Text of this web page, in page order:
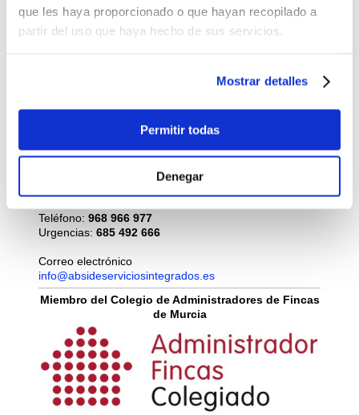
que les haya proporcionado o que hayan recopilado a
partir del uso que haya hecho de sus servicios.
Mostrar detalles
Permitir todas
Denegar
Teléfono:968 966 977
Urgencias: 685 492 666
Horario comercial: de lunes a jueves
Horario especial desde el 15 de mayo hasta el 15 de
de9:00h. a 14:00h.
ABSIDE Servicios Integrados
Av. de la Justicia, 8, Edificio TORRESUR, 1º F
Teléfono: 968 966 977
Urgencias: 685 492 666
Correo electrónico
info@absideserviciosintegrados.es
Miembro del Colegio de Administradores de Fincas
de Murcia